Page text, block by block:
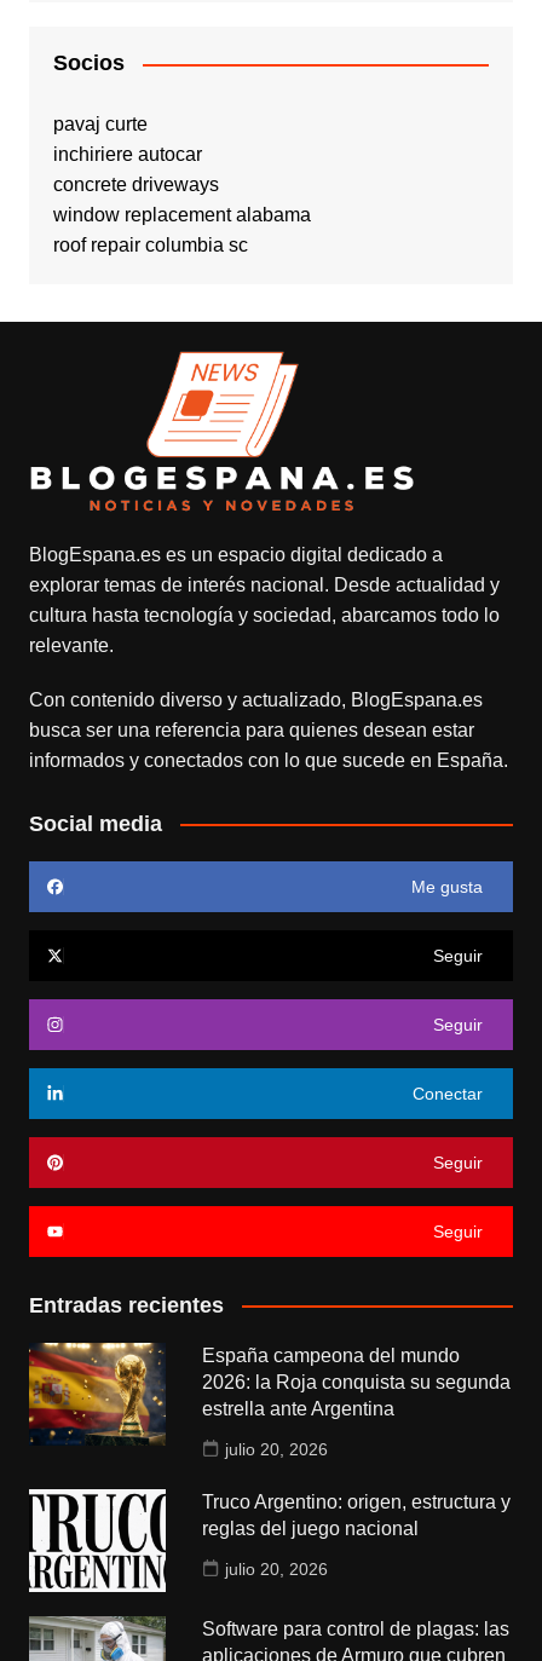
Socios
pavaj curte
inchiriere autocar
concrete driveways
window replacement alabama
roof repair columbia sc
BlogEspana.eses un espacio digital dedicado a
explorar temas de interés nacional. Desde actualidad y
cultura hasta tecnología y sociedad, abarcamos todo lo
relevante.
Con contenido diverso y actualizado, BlogEspana.es
busca ser una referencia para quienes desean estar
informados y conectados con lo que sucede en España.
Social media
Me gusta
Seguir
Seguir
Conectar
Seguir
Seguir
Entradas recientes
España campeona del mundo
2026: la Roja conquista su segunda
estrella ante Argentina
julio 20, 2026
Truco Argentino: origen, estructura y
reglas del juego nacional
julio 20, 2026
Software para control de plagas: las
aplicaciones de Armuro que cubren